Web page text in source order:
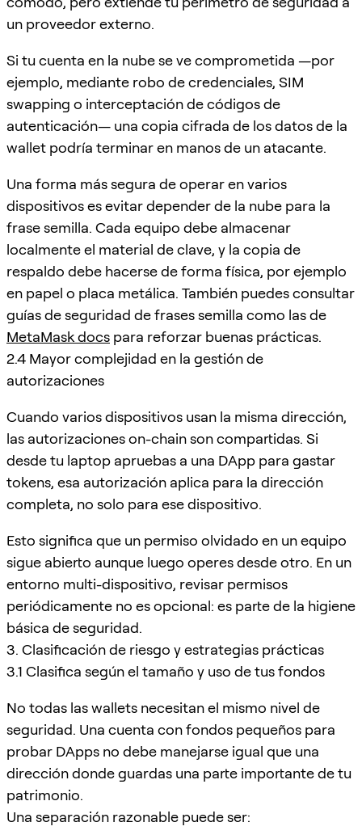
un proveedor externo.
Si tu cuenta en la nube se ve comprometida —por
ejemplo, mediante robo de credenciales, SIM
swapping o interceptación de códigos de
autenticación— una copia cifrada de los datos de la
wallet podría terminar en manos de un atacante.
Una forma más segura de operar en varios
dispositivos es evitar depender de la nube para la
frase semilla. Cada equipo debe almacenar
localmente el material de clave, y la copia de
respaldo debe hacerse de forma física, por ejemplo
en papel o placa metálica. También puedes consultar
guías de seguridad de frases semilla como las de
MetaMask docs para reforzar buenas prácticas.
2.4 Mayor complejidad en la gestión de
autorizaciones
Cuando varios dispositivos usan la misma dirección,
las autorizaciones on-chain son compartidas. Si
desde tu laptop apruebas a una DApp para gastar
tokens, esa autorización aplica para la dirección
completa, no solo para ese dispositivo.
Esto significa que un permiso olvidado en un equipo
sigue abierto aunque luego operes desde otro. En un
entorno multi-dispositivo, revisar permisos
periódicamente no es opcional: es parte de la higiene
básica de seguridad.
3. Clasificación de riesgo y estrategias prácticas
3.1 Clasifica según el tamaño y uso de tus fondos
No todas las wallets necesitan el mismo nivel de
seguridad. Una cuenta con fondos pequeños para
probar DApps no debe manejarse igual que una
dirección donde guardas una parte importante de tu
patrimonio.
Una separación razonable puede ser: